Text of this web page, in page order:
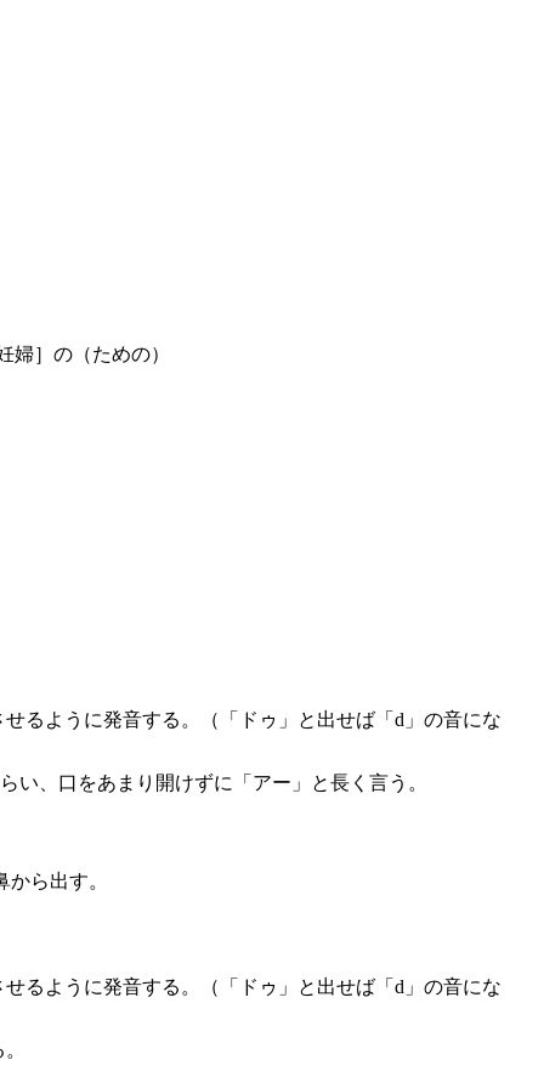
婦］の（ための）
るように発音する。（「ドゥ」と出せば「d」の音にな
い、口をあまり開けずに「アー」と長く言う。
ら出す。
るように発音する。（「ドゥ」と出せば「d」の音にな